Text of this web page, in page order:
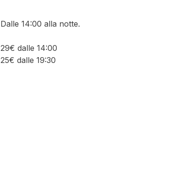
Dalle 14:00 alla notte.
29€ dalle 14:00
25€ dalle 19:30